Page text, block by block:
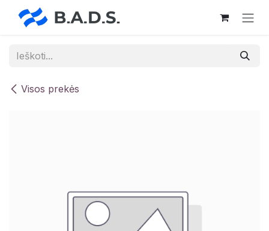
Skip to Content
Visos prekės